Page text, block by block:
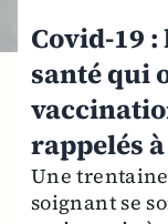
Covid-19
santé qui
rappelés
Une
soignant se